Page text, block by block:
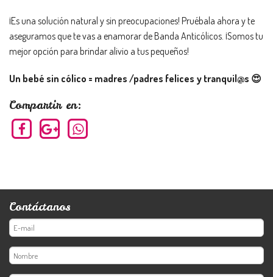
¡Es una solución natural y sin preocupaciones! Pruébala ahora y te
aseguramos que te vas a enamorar de Banda Anticólicos. ¡Somos tu
mejor opción para brindar alivio a tus pequeños!
Un bebé sin cólico = madres /padres felices y tranquil@s 😍
Compartir en:
Contáctanos